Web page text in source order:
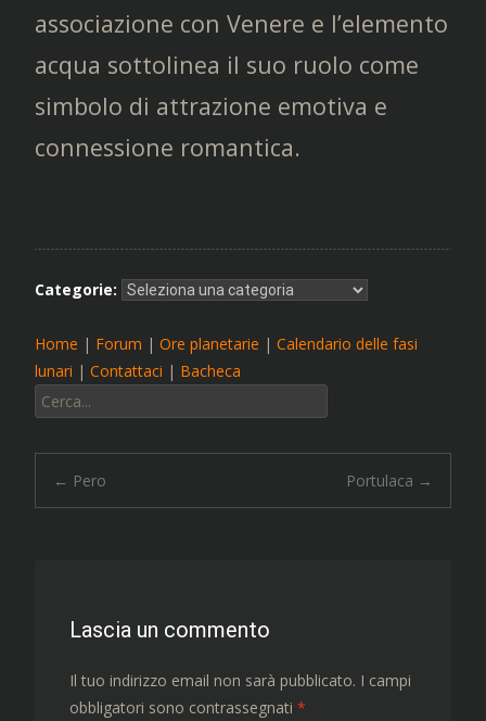
associazione con Venere e l’elemento
acqua sottolinea il suo ruolo come
simbolo di attrazione emotiva e
connessione romantica.
Categorie:
Home | Forum | Ore planetarie | Calendario delle fasi
lunari | Contattaci | Bacheca
Cerca:
Navigazione
← Pero Portulaca →
Lascia un commento
Il tuo indirizzo email non sarà pubblicato. I campi
obbligatori sono contrassegnati *